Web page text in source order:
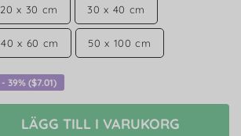
20 x 30 cm 30 x 40 cm
40 x 60 cm 50 x 100 cm
- 39% ($7.01)
LÄGG TILL I VARUKORG